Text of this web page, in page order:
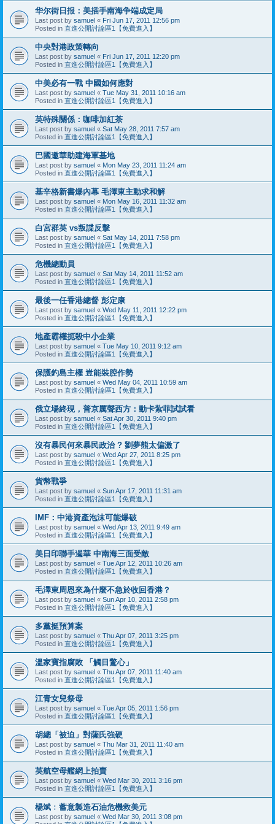
华尔街日报：美插手南海争端成定局
Last post by samuel « Fri Jun 17, 2011 12:56 pm
Posted in 直進公開討論區1【免費進入】
中央對港政策轉向
Last post by samuel « Fri Jun 17, 2011 12:20 pm
Posted in 直進公開討論區1【免費進入】
中美必有一戰 中國如何應對
Last post by samuel « Tue May 31, 2011 10:16 am
Posted in 直進公開討論區1【免費進入】
英特殊關係：咖啡加紅茶
Last post by samuel « Sat May 28, 2011 7:57 am
Posted in 直進公開討論區1【免費進入】
巴國邀華助建海軍基地
Last post by samuel « Mon May 23, 2011 11:24 am
Posted in 直進公開討論區1【免費進入】
基辛格新書爆內幕 毛澤東主動求和解
Last post by samuel « Mon May 16, 2011 11:32 am
Posted in 直進公開討論區1【免費進入】
白宮群英 vs叛諜反擊
Last post by samuel « Sat May 14, 2011 7:58 pm
Posted in 直進公開討論區1【免費進入】
危機總動員
Last post by samuel « Sat May 14, 2011 11:52 am
Posted in 直進公開討論區1【免費進入】
最後一任香港總督 彭定康
Last post by samuel « Wed May 11, 2011 12:22 pm
Posted in 直進公開討論區1【免費進入】
地產霸權扼殺中小企業
Last post by samuel « Tue May 10, 2011 9:12 am
Posted in 直進公開討論區1【免費進入】
保護釣島主權 豈能裝腔作勢
Last post by samuel « Wed May 04, 2011 10:59 am
Posted in 直進公開討論區1【免費進入】
俄立場終現，普京厲聲西方：動卡紮菲試試看
Last post by samuel « Sat Apr 30, 2011 9:40 pm
Posted in 直進公開討論區1【免費進入】
沒有暴民何來暴民政治 ? 劉夢熊太偏激了
Last post by samuel « Wed Apr 27, 2011 8:25 pm
Posted in 直進公開討論區1【免費進入】
貨幣戰爭
Last post by samuel « Sun Apr 17, 2011 11:31 am
Posted in 直進公開討論區1【免費進入】
IMF：中港資產泡沫可能爆破
Last post by samuel « Wed Apr 13, 2011 9:49 am
Posted in 直進公開討論區1【免費進入】
美日印聯手遏華 中南海三面受敵
Last post by samuel « Tue Apr 12, 2011 10:26 am
Posted in 直進公開討論區1【免費進入】
毛澤東周恩來為什麼不急於收回香港？
Last post by samuel « Sun Apr 10, 2011 2:58 pm
Posted in 直進公開討論區1【免費進入】
多黨挺預算案
Last post by samuel « Thu Apr 07, 2011 3:25 pm
Posted in 直進公開討論區1【免費進入】
溫家寶指腐敗 「觸目驚心」
Last post by samuel « Thu Apr 07, 2011 11:40 am
Posted in 直進公開討論區1【免費進入】
江青女兒祭母
Last post by samuel « Tue Apr 05, 2011 1:56 pm
Posted in 直進公開討論區1【免費進入】
胡總「被迫」對薩氏強硬
Last post by samuel « Thu Mar 31, 2011 11:40 am
Posted in 直進公開討論區1【免費進入】
英航空母艦網上拍賣
Last post by samuel « Wed Mar 30, 2011 3:16 pm
Posted in 直進公開討論區1【免費進入】
楊斌﹕蓄意製造石油危機救美元
Last post by samuel « Wed Mar 30, 2011 3:08 pm